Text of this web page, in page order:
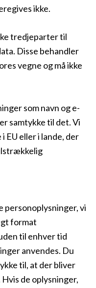
ikke.
tredjeparter til
Disse behandler
vegne og må ikke
som navn og e-
samtykke til det. Vi
EU eller i lande, der
personoplysninger, vi
format
til enhver tid
anvendes. Du
til, at der bliver
de oplysninger,